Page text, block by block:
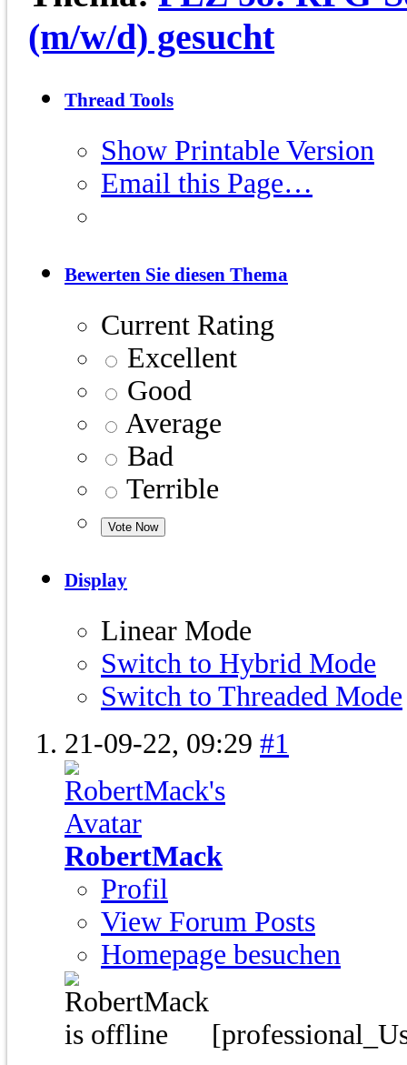
(m/w/d) gesucht
Thread Tools
Show Printable Version
Email this Page…
Bewerten Sie diesen Thema
Current Rating
Excellent
Good
Average
Bad
Terrible
Display
Linear Mode
Switch to Hybrid Mode
Switch to Threaded Mode
21-09-22, 09:29 #1
RobertMack
Profil
View Forum Posts
Homepage besuchen